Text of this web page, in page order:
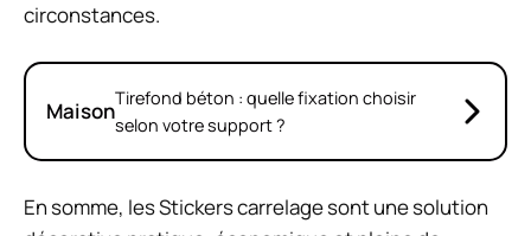
circonstances.
MaisonTirefond béton : quelle fixation choisir
selon votre support ?
En somme, les Stickers carrelage sont une solution